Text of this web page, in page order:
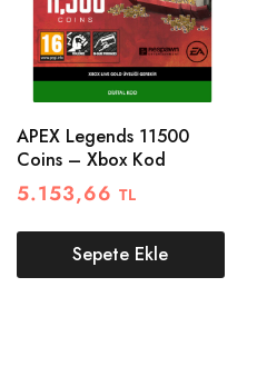
APEX Legends 11500
Coins – Xbox Kod
5.153,66 TL
Sepete Ekle